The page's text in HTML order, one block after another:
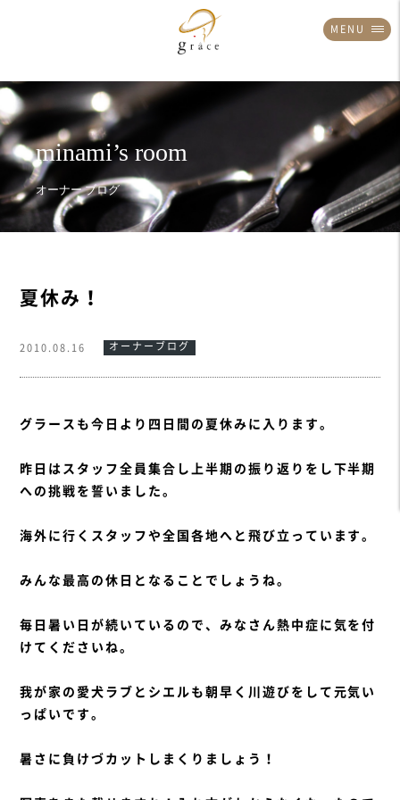
MENU
夏休み！
2010.08.16 オーナーブログ
グラースも今日より四日間の夏休みに入ります。
昨日はスタッフ全員集合し上半期の振り返りをし下半期
への挑戦を誓いました。
海外に行くスタッフや全国各地へと飛び立っています。
みんな最高の休日となることでしょうね。
毎日暑い日が続いているので、みなさん熱中症に気を付
けてくださいね。
我が家の愛犬ラブとシエルも朝早く川遊びをして元気い
っぱいです。
暑さに負けづカットしまくりましょう！